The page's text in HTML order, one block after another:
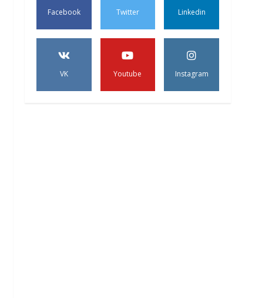
Facebook Twitter Linkedin
VK Youtube Instagram